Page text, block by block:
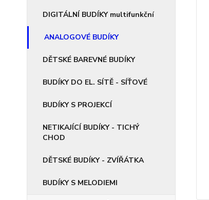
DIGITÁLNÍ BUDÍKY multifunkční
ANALOGOVÉ BUDÍKY
DĚTSKÉ BAREVNÉ BUDÍKY
BUDÍKY DO EL. SÍTĚ - SÍŤOVÉ
BUDÍKY S PROJEKCÍ
NETIKAJÍCÍ BUDÍKY - TICHÝ
CHOD
DĚTSKÉ BUDÍKY - ZVÍŘÁTKA
BUDÍKY S MELODIEMI